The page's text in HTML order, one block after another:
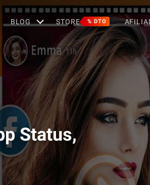
BLOG STORE % DTO
Status,